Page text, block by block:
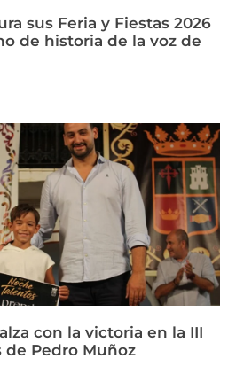
sus Feria y Fiestas 2026
de historia de la voz de
con la victoria en la III
de Pedro Muñoz